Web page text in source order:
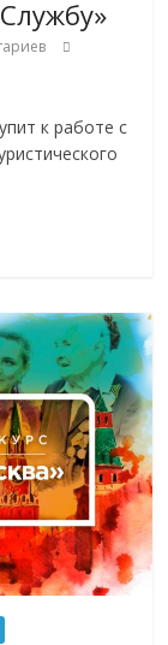
к работе с